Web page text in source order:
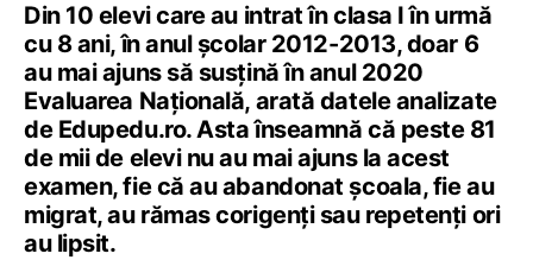
Din 10 elevi care au intrat în clasa I în urmă
cu 8 ani, în anul școlar 2012-2013, doar 6
au mai ajuns să susțină în anul 2020
Evaluarea Națională, arată datele analizate
de Edupedu.ro. Asta înseamnă că peste 81
de mii de elevi nu au mai ajuns la acest
examen, fie că au abandonat școala, fie au
migrat, au rămas corigenți sau repetenți ori
au lipsit.